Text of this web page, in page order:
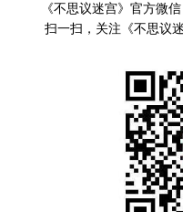
《不思议迷宫》官方微
扫一扫，关注《不思议